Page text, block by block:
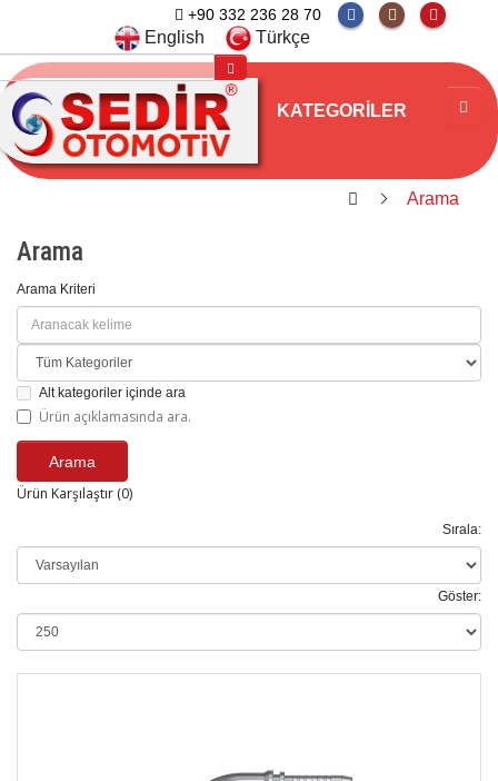
+90 332 236 28 70
English Türkçe
KATEGORILER
Arama
Arama
Arama Kriteri
Alt kategoriler içinde ara
Ürün açıklamasında ara.
Ürün Karşılaştır (0)
Sırala:
Göster: